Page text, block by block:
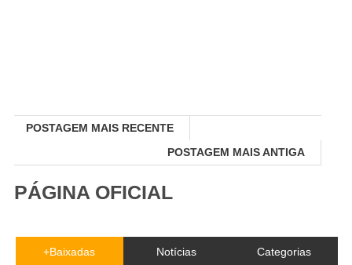
POSTAGEM MAIS RECENTE
POSTAGEM MAIS ANTIGA
PÁGINA OFICIAL
+Baixadas Notícias Categorias